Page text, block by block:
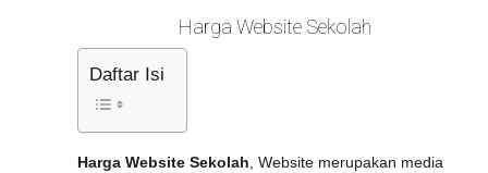
Harga Website Sekolah
Daftar Isi
Harga Website Sekolah , Website merupakan media